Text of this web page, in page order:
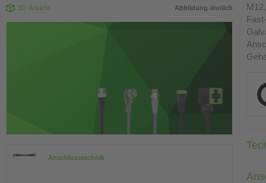
3D-Ansicht Abbildung ähnlich
Anschlusstechnik